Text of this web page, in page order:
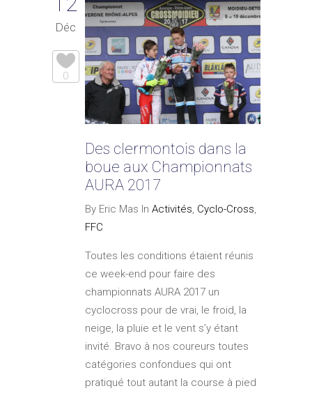
Déc
0
Des clermontois dans la
boue aux Championnats
AURA 2017
By Eric Mas In Activités, Cyclo-Cross,
FFC
Toutes les conditions étaient réunis
ce week-end pour faire des
championnats AURA 2017 un
cyclocross pour de vrai, le froid, la
neige, la pluie et le vent s’y étant
invité. Bravo à nos coureurs toutes
catégories confondues qui ont
pratiqué tout autant la course à pied